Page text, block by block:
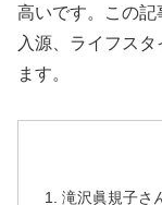
高いです。この記
入源、ライフス
ます。
滝沢眞規子さ